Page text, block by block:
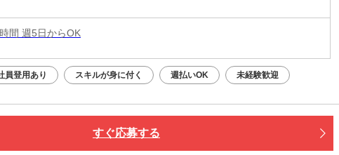
間 週5日からOK
員登用あり スキルが身に付く 週払いOK 未経験歓迎
すぐ応募する